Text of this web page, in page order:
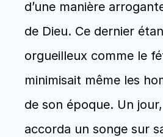
d’une manière
de Dieu. Ce dernier
orgueilleux comme le
minimisait même les
de son époque. Un
accorda un songe sur